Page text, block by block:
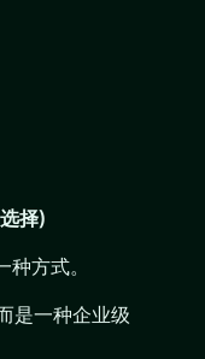
择)
方式。
是一种企业级